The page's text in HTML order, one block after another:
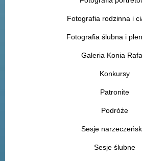
Fotografia rodzinna i
Fotografia ślubna i
Galeria Konia
Konkursy
Patronite
Podróże
Sesje
Sesje ślubne